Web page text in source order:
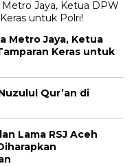
Metro Jaya, Ketua
Keras untuk
Qur’an di
Lama RSJ Aceh